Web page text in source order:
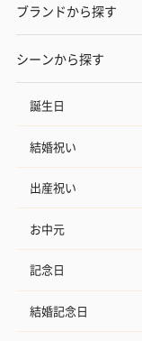
ブランドから探す
シーンから探す
誕生日
結婚祝い
出産祝い
お中元
記念日
結婚記念日